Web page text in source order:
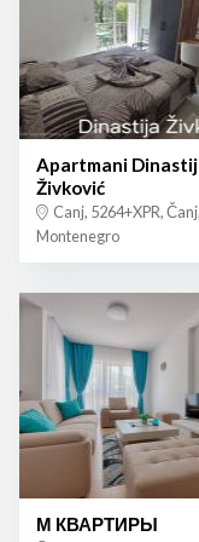
Apartmani
Živković
Canj, 5264+XPR, Čanj,
Montenegro
М КВАРТИРЫ